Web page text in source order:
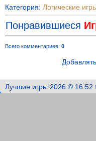
Категория: Логические
Понравившиеся
Всего комментариев: 0
Лучшие игры 2026 © 16:52